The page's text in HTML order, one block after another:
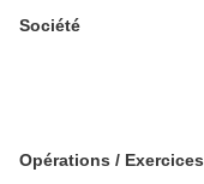
Société
Opérations / Exercices